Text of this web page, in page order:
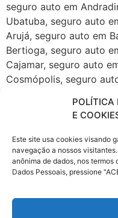
POLÍTICA
E
Este site usa cookies visando
navegação a nossos
anônima de dados, nos termos
Dados Pessoais, pressione
seguro auto em
Ubatuba, seguro auto
Arujá, seguro auto em
Bertioga, seguro auto
Cajamar, seguro auto
Cosmópolis, seguro
Guararema, seguro
Ibitinga, seguro auto
Itupeva, seguro auto
Jaguariúna, seguro
seguro auto em Lins,
auto em Pirassununga,
seguro auto em
leste de São Paulo,